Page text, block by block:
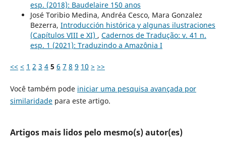
esp. (2018): Baudelaire 150 anos
José Toribio Medina, Andréa Cesco, Mara Gonzalez
Bezerra, Introducción histórica y algunas ilustraciones
(Capítulos VIII e XI) , Cadernos de Tradução: v. 41 n.
esp. 1 (2021): Traduzindo a Amazônia I
<< < 1 2 3 4 5 6 7 8 9 10 > >>
Você também pode iniciar uma pesquisa avançada por
similaridadepara este artigo.
Artigos mais lidos pelo mesmo(s) autor(es)